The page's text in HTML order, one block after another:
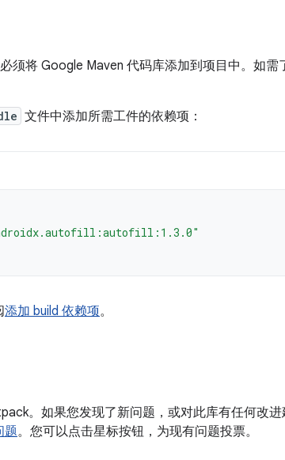
须将 Google Maven 代码库添加到项目中。如需
文件中添加所需工件的依赖项：
添加 build 依赖项。
。如果您发现了新问题，或对此库有任何改
题。您可以点击星标按钮，为现有问题投票。